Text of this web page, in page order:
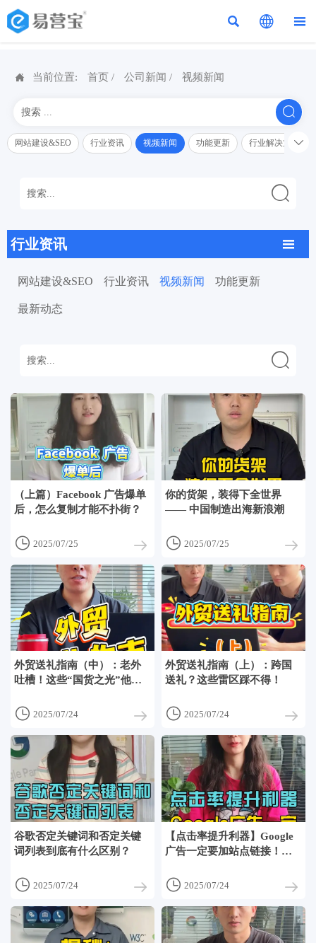
  
 当前位置: 首页 / 公司新闻 / 视频新闻

网站建设&SEO 行业资讯 视频新闻 功能更新 行业解决方案解读


行业资讯 
网站建设&SEO 行业资讯 视频新闻 功能更新
最新动态

（上篇）Facebook 广告爆单
后，怎么复制才能不扑街？
 2025/07/25
你的货架，装得下全世界
—— 中国制造出海新浪潮
 2025/07/25
外贸送礼指南（中）：老外
吐槽！这些“国货之光”他们
 2025/07/24
外贸送礼指南（上）：跨国
送礼？这些雷区踩不得！
 2025/07/24
谷歌否定关键词和否定关键
词列表到底有什么区别？
 2025/07/24
【点击率提升利器】Google
广告一定要加站点链接！否
 2025/07/24